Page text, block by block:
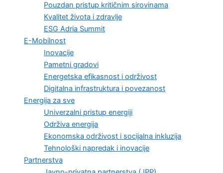
Pouzdan pristup kritičnim sirovinama
Kvalitet života i zdravlje
ESG Adria Summit
E-Mobilnost
Inovacije
Pametni gradovi
Energetska efikasnost i održivost
Digitalna infrastruktura i povezanost
Energija za sve
Univerzalni pristup energiji
Održiva energija
Ekonomska održivost i socijalna inkluzija
Tehnološki napredak i inovacije
Partnerstva